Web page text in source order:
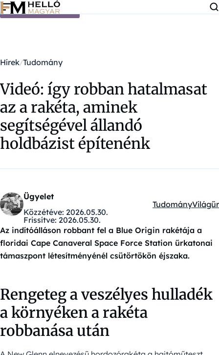
Ugrás a tartalomra
Hírek Tudomány
Videó: így robban hatalmasat
az a rakéta, aminek
segítségével állandó
holdbázist építenénk
Ügyelet
Közzétéve: 2026.05.30.
Frissítve: 2026.05.30.
Kategóriák:
TudományVilágűr
Az indítóálláson robbant fel a Blue Origin rakétája a
floridai Cape Canaveral Space Force Station űrkatonai
támaszpont létesítményénél csütörtökön éjszaka.
Rengeteg a veszélyes hulladék
a környéken a rakéta
robbanása után